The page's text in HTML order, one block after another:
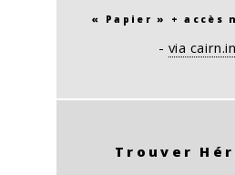
« Papier » + accès
- via
Trouver